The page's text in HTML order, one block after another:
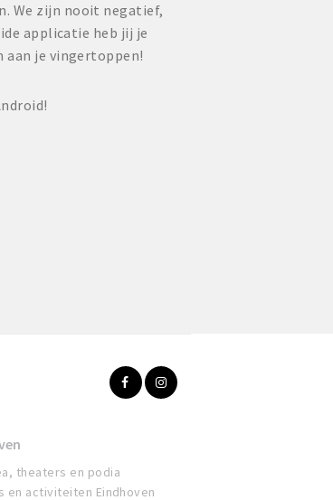
We zijn nooit negatief,
applicatie heb jij je
aan je vingertoppen!
theaters en podia
en activiteiten Eindhoven